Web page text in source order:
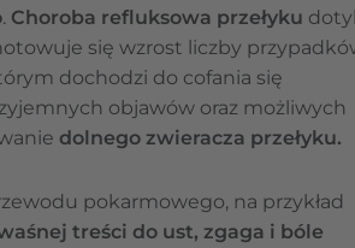
. Choroba refluksowa przełyku
się wzrost liczby
dochodzi do cofania się
objawów oraz możliwych
dolnego zwieracza przełyku.
pokarmowego, na przykład
treści do ust, zgaga i bóle